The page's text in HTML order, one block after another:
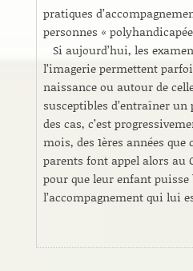
pratiques
personnes «
Si aujourd’hui, les
l’imagerie permettent
naissance ou autour de
susceptibles d’entraîner
des cas, c’est
mois, des 1ères années que
parents font appel alors au
pour que leur enfant puisse
l’accompagnement qui lui